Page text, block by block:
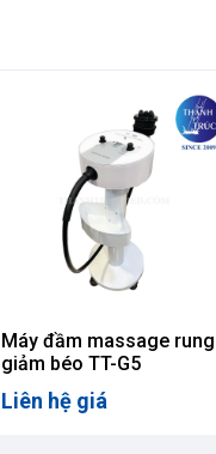
Máy đầm massage rung
giảm béo TT-G5
Liên hệ giá